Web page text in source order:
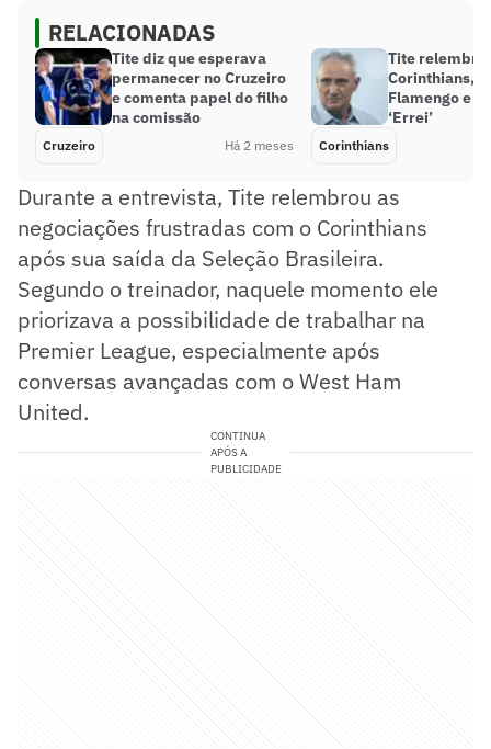
RELACIONADAS
Tite diz que esperava
permanecer no Cruzeiro
e comenta papel do filho
na comissão
Cruzeiro Há 2 meses
Tite relembra
Corinthians,
Flamengo e
‘Errei’
Corinthians
Durante a entrevista, Tite relembrou as
negociações frustradas com o Corinthians
após sua saída da Seleção Brasileira.
Segundo o treinador, naquele momento ele
priorizava a possibilidade de trabalhar na
Premier League, especialmente após
conversas avançadas com o West Ham
United.
CONTINUA
APÓS A
PUBLICIDADE